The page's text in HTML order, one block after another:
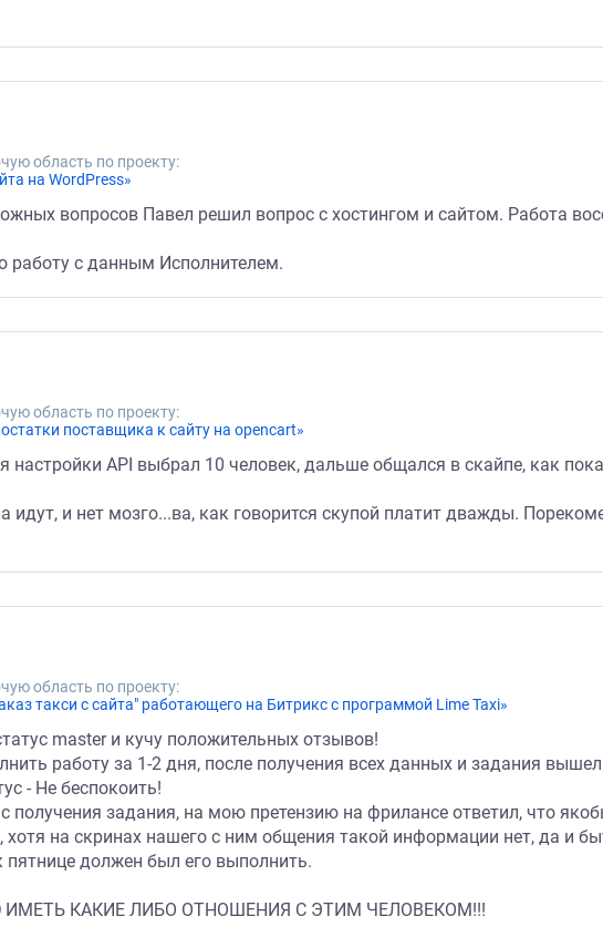
область по проекту:
на WordPress»
вопросов Павел решил вопрос с хостингом и сайтом. Работа
работу с данным Исполнителем.
область по проекту:
поставщика к сайту на opencart»
настройки API выбрал 10 человек, дальше общался в скайпе, как
идут, и нет мозго...ва, как говорится скупой платит дважды.
область по проекту:
такси с сайта" работающего на Битрикс с программой Lime Taxi»
master и кучу положительных отзывов!
работу за 1-2 дня, после получения всех данных и задания
- Не беспокоить!
получения задания, на мою претензию на фрилансе ответил, что
хотя на скринах нашего с ним общения такой информации нет, да и
должен был его выполнить.
КАКИЕ ЛИБО ОТНОШЕНИЯ С ЭТИМ ЧЕЛОВЕКОМ!!!